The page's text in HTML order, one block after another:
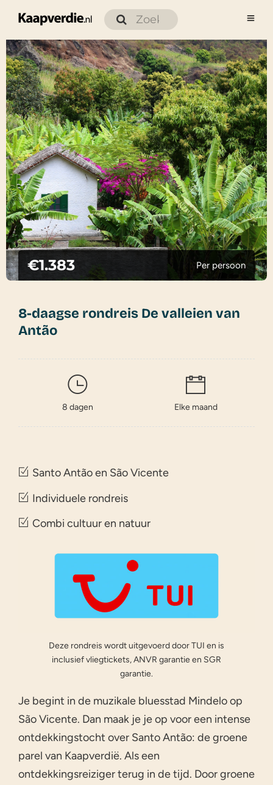
€1.383 Per persoon
8-daagse rondreis De valleien van
Antão
8 dagen Elke maand
Santo Antão en São Vicente
Individuele rondreis
Combi cultuur en natuur
Deze rondreis wordt uitgevoerd door TUI en is
inclusief vliegtickets, ANVR garantie en SGR
garantie.
Je begint in de muzikale bluesstad Mindelo op
São Vicente. Dan maak je je op voor een intense
ontdekkingstocht over Santo Antão: de groene
parel van Kaapverdië. Als een
ontdekkingsreiziger terug in de tijd. Door groene